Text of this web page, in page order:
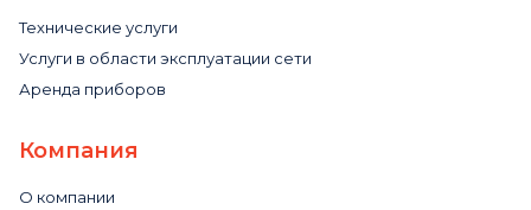
Технические услуги
Услуги в области эксплуатации сети
Аренда приборов
Компания
О компании